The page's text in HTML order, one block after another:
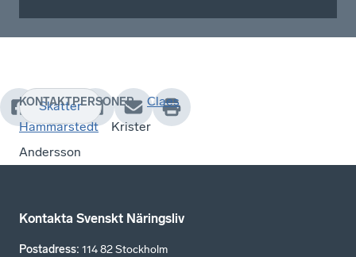
Skatter
KONTAKTPERSONER
Claes
Hammarstedt
Krister
Andersson
Kontakta Svenskt Näringsliv
Postadress: 114 82 Stockholm